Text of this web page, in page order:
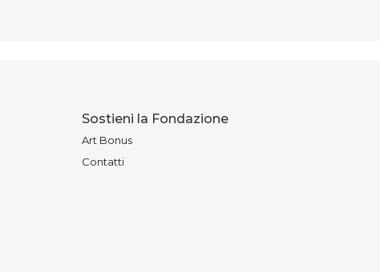
Sostieni la Fondazione
Art Bonus
Contatti